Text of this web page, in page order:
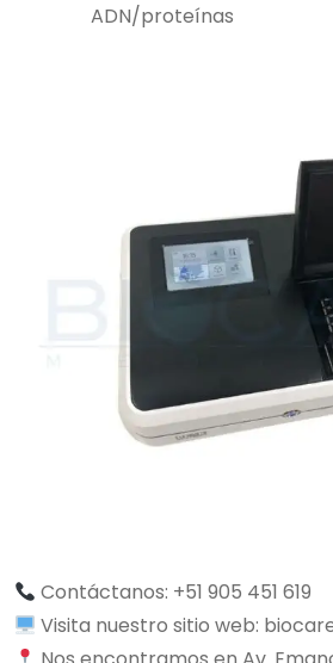
ADN/proteínas
Contáctanos: +51 905 451 619
Visita nuestro sitio web: